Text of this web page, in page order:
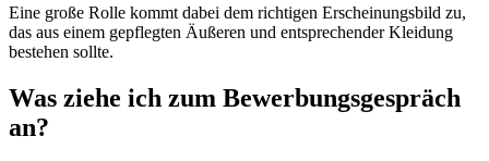
Eine große Rolle kommt dabei dem richtigen Erscheinungsbild zu,
das aus einem gepflegten Äußeren und entsprechender Kleidung
bestehen sollte.
Was ziehe ich zum Bewerbungsgespräch
an?